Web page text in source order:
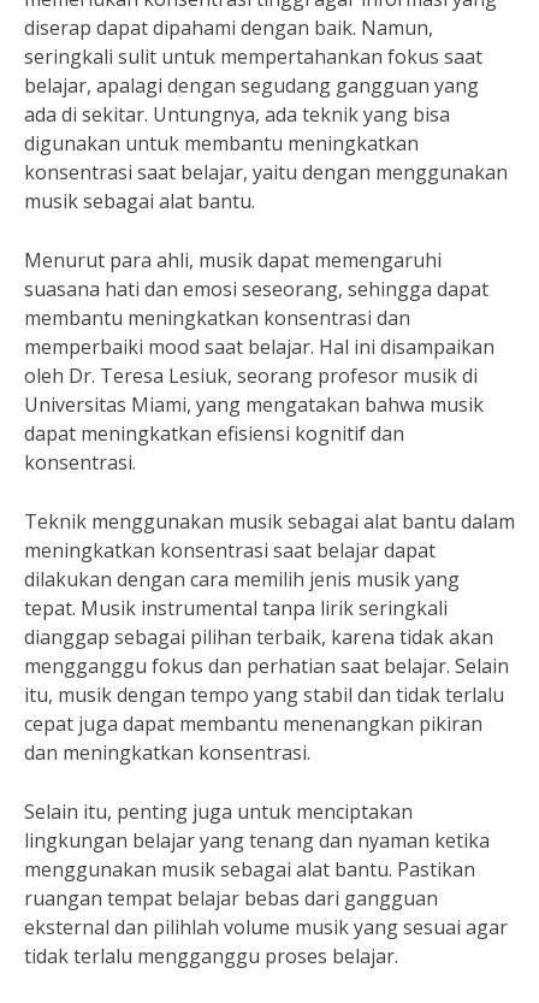
diserap dapat dipahami dengan baik. Namun,
seringkali sulit untuk mempertahankan fokus saat
belajar, apalagi dengan segudang gangguan yang
ada di sekitar. Untungnya, ada teknik yang bisa
digunakan untuk membantu meningkatkan
konsentrasi saat belajar, yaitu dengan menggunakan
musik sebagai alat bantu.
Menurut para ahli, musik dapat memengaruhi
suasana hati dan emosi seseorang, sehingga dapat
membantu meningkatkan konsentrasi dan
memperbaiki mood saat belajar. Hal ini disampaikan
oleh Dr. Teresa Lesiuk, seorang profesor musik di
Universitas Miami, yang mengatakan bahwa musik
dapat meningkatkan efisiensi kognitif dan
konsentrasi.
Teknik menggunakan musik sebagai alat bantu dalam
meningkatkan konsentrasi saat belajar dapat
dilakukan dengan cara memilih jenis musik yang
tepat. Musik instrumental tanpa lirik seringkali
dianggap sebagai pilihan terbaik, karena tidak akan
mengganggu fokus dan perhatian saat belajar. Selain
itu, musik dengan tempo yang stabil dan tidak terlalu
cepat juga dapat membantu menenangkan pikiran
dan meningkatkan konsentrasi.
Selain itu, penting juga untuk menciptakan
lingkungan belajar yang tenang dan nyaman ketika
menggunakan musik sebagai alat bantu. Pastikan
ruangan tempat belajar bebas dari gangguan
eksternal dan pilihlah volume musik yang sesuai agar
tidak terlalu mengganggu proses belajar.